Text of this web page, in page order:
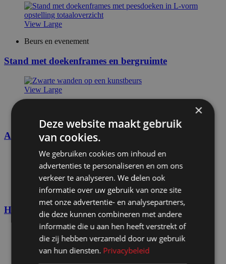
View Large
Beurs en evenement
Stand met doekenframes en bergruimte
View Large
Art&Luxury Fair in Huis Ter Duin in Noordwijk
View Large
Beurs en evenement
TV-Decor en catering
Huur stemhokje
View Large
Beurs en evenement
×
Deze website maakt gebruik
van cookies.
We gebruiken cookies om inhoud en
advertenties te personaliseren en om ons
verkeer te analyseren. We delen ook
informatie over uw gebruik van onze site
met onze advertentie- en analysepartners,
die deze kunnen combineren met andere
informatie die u aan hen heeft verstrekt of
die zij hebben verzameld door uw gebruik
van hun diensten. Privacybeleid